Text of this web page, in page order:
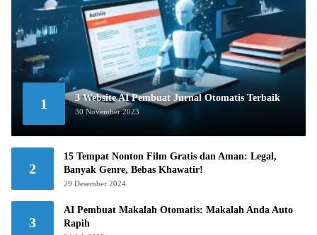
1 3 Website AI Pembuat Jurnal Otomatis Terbaik
30 November 2023
2
15 Tempat Nonton Film Gratis dan Aman: Legal,
Banyak Genre, Bebas Khawatir!
29 Desember 2024
3
AI Pembuat Makalah Otomatis: Makalah Anda Auto
Rapih